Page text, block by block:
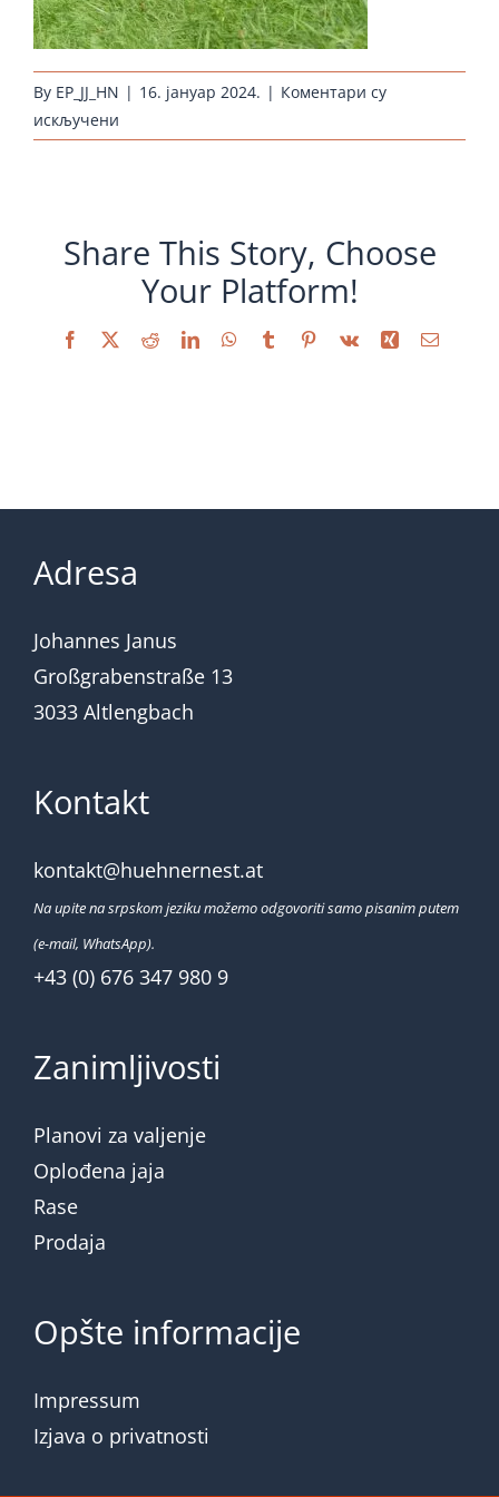
By EP_JJ_HN | 16. јануар 2024. | Коментари су
искључени
huehnernest-
Share This Story, Choose
Your Platform!
Facebook
X RedditLinkedInWhatsApp
TumblrPinterest
Vk Xing Email
Adresa
Johannes Janus
Großgrabenstraße 13
3033 Altlengbach
Kontakt
kontakt@huehnernest.at
Na upite na srpskom jeziku možemo odgovoriti samo pisanim putem
(e-mail, WhatsApp).
+43 (0) 676 347 980 9
Zanimljivosti
Planovi za valjenje
Oplođena jaja
Rase
Prodaja
Opšte informacije
Impressum
Izjava o privatnosti